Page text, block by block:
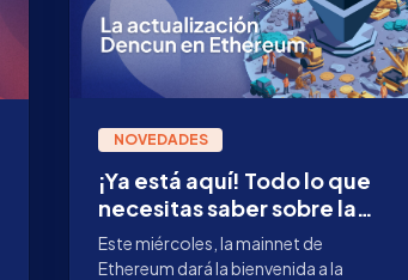
NOVEDADES
¡Ya está aquí! Todo lo que
necesitas saber sobre la
actualización Dencun de
Ethereum
Este miércoles, la mainnet de
Ethereum dará la bienvenida a la